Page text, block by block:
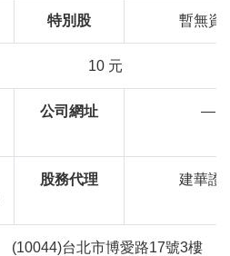
特別股 暫無資
10 元
公司網址 —
股務代理 建華證
(10044)台北市博愛路17號3樓